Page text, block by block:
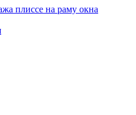
плиссе на раму окна